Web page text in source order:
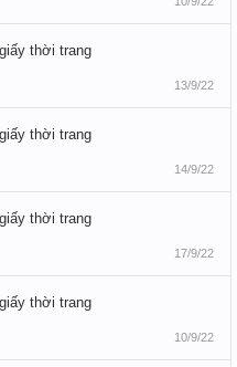
thời trang
13/9/22
thời trang
14/9/22
thời trang
17/9/22
thời trang
10/9/22